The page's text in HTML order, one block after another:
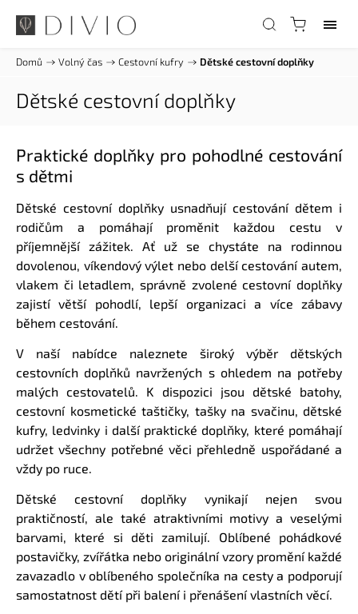
Domů / Volný čas / Cestovní kufry / Dětské cestovní doplňky
Dětské cestovní doplňky
Praktické doplňky pro pohodlné cestování
s dětmi
Dětské cestovní doplňky usnadňují cestování dětem i
rodičům a pomáhají proměnit každou cestu v
příjemnější zážitek. Ať už se chystáte na rodinnou
dovolenou, víkendový výlet nebo delší cestování autem,
vlakem či letadlem, správně zvolené cestovní doplňky
zajistí větší pohodlí, lepší organizaci a více zábavy
během cestování.
V naší nabídce naleznete široký výběr dětských
cestovních doplňků navržených s ohledem na potřeby
malých cestovatelů. K dispozici jsou dětské batohy,
cestovní kosmetické taštičky, tašky na svačinu, dětské
kufry, ledvinky i další praktické doplňky, které pomáhají
udržet všechny potřebné věci přehledně uspořádané a
vždy po ruce.
Dětské cestovní doplňky vynikají nejen svou
praktičností, ale také atraktivními motivy a veselými
barvami, které si děti zamilují. Oblíbené pohádkové
postavičky, zvířátka nebo originální vzory promění každé
zavazadlo v oblíbeného společníka na cesty a podporují
samostatnost dětí při balení i přenášení vlastních věcí.